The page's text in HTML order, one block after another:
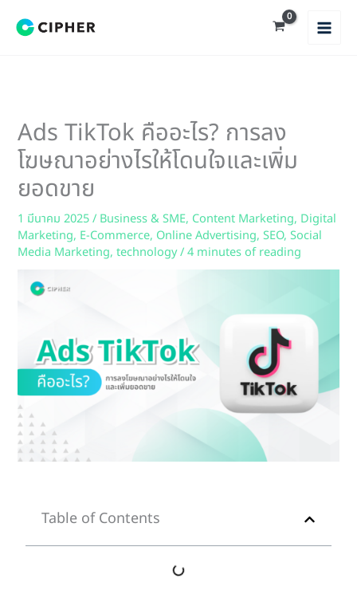
Ads TikTok คืออะไร? การลง
โฆษณาอย่างไรให้โดนใจและเพิ่ม
ยอดขาย
1 มีนาคม 2025/ Business & SME, Content Marketing, Digital
Marketing, E-Commerce, Online Advertising,SEO,Social
Media Marketing,technology/4 minutes of reading
Table of Contents